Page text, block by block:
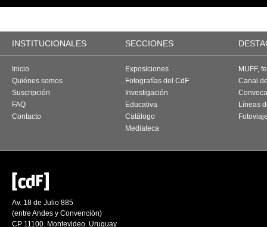
INSTITUCIONALES SECCIONES
Inicio
Quiénes somos
Suscripción
FAQ
Contacto
Exposiciones
Fotografías del CdF
Investigación
Educativa
Catálogo
Mediateca
MUFF,
Canal
Líneas
Av. 18 de Julio 885
(entre Andes y Convención)
CP 11100. Montevideo. Uruguay